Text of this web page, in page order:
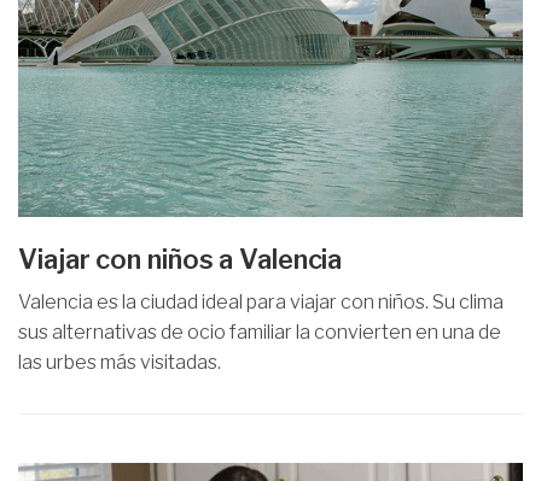
Viajar con niños a Valencia
Valencia es la ciudad ideal para viajar con niños. Su clima
sus alternativas de ocio familiar la convierten en una de
las urbes más visitadas.